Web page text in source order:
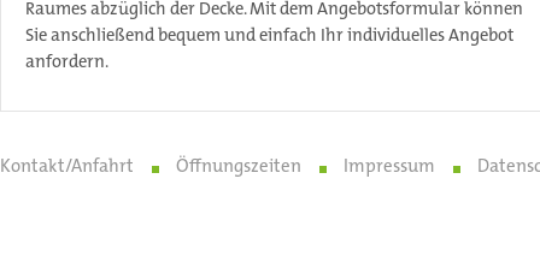
Raumes abzüglich der Decke. Mit dem Angebotsformular können
Sie anschließend bequem und einfach Ihr individuelles Angebot
anfordern.
Kontakt/Anfahrt Öffnungszeiten Impressum